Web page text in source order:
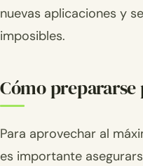
nuevas aplicaciones y
imposibles.
Cómo prepararse
Para aprovechar al
es importante